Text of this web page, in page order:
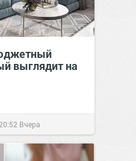
выглядит на
20:52 Вчера